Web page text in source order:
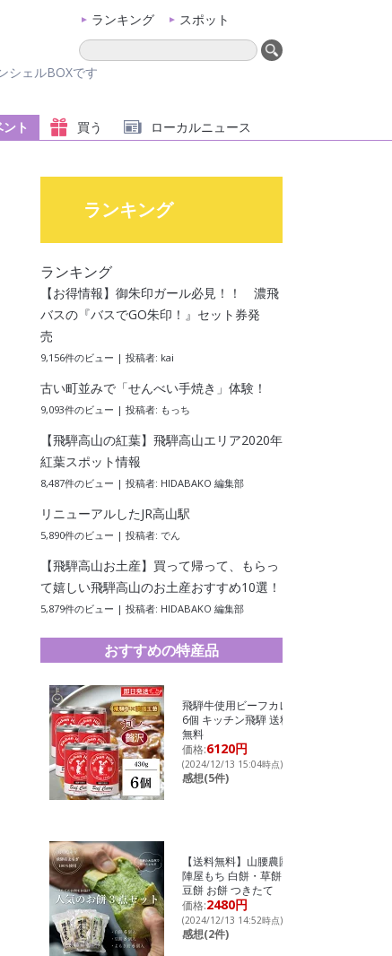
シェルBOXです
ト 買う ローカルニュース
ランキング スポット
ランキング
ランキング
【お得情報】御朱印ガール必見！！ 濃飛
バスの『バスでGO朱印！』セット券発
売
9,156件のビュー | 投稿者: kai
古い町並みで「せんべい手焼き」体験！
9,093件のビュー | 投稿者: もっち
【飛騨高山の紅葉】飛騨高山エリア2020年
紅葉スポット情報
8,487件のビュー | 投稿者: HIDABAKO 編集部
リニューアルしたJR高山駅
5,890件のビュー | 投稿者: でん
【飛騨高山お土産】買って帰って、もらっ
て嬉しい飛騨高山のお土産おすすめ10選！
5,879件のビュー | 投稿者: HIDABAKO 編集部
おすすめの特産品
飛騨牛使用ビーフカレー
6個 キッチン飛騨 送料
無料
価格:6120円
(2024/12/13 15:04時点)
感想(5件)
【送料無料】山腰農園
陣屋もち 白餅・草餅・
豆餅 お餅 つきたて
価格:2480円
(2024/12/13 14:52時点)
感想(2件)